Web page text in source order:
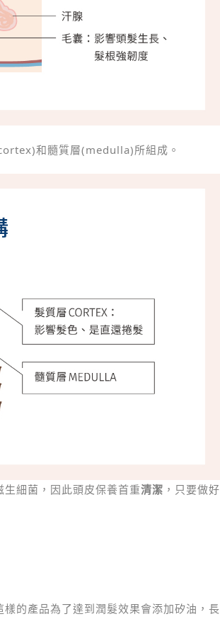
和髓質層(medulla)所組成。
細菌，因此頭皮保養首重清潔 ，只要做好
的產品為了達到潤髮效果會添加矽油，長